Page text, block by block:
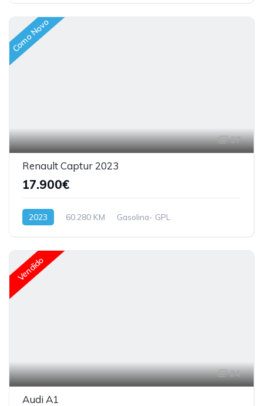
Como Novo
37
Renault Captur 2023
17.900€
2023 60.280 KM Gasolina- GPL
Vendido
24
Audi A1